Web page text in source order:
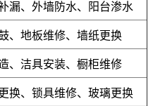
漏、外墙防水、阳台渗水
、地板维修、墙纸更换
、洁具安装、橱柜维修
换、锁具维修、玻璃更换